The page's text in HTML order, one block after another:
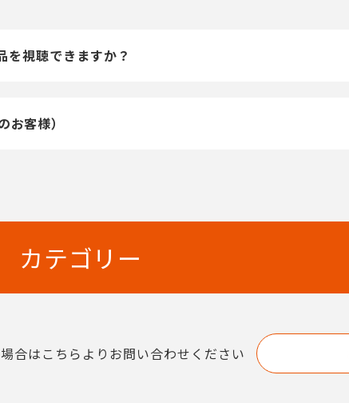
視聴できますか？
客様）
カテゴリー
合はこちらよりお問い合わせください